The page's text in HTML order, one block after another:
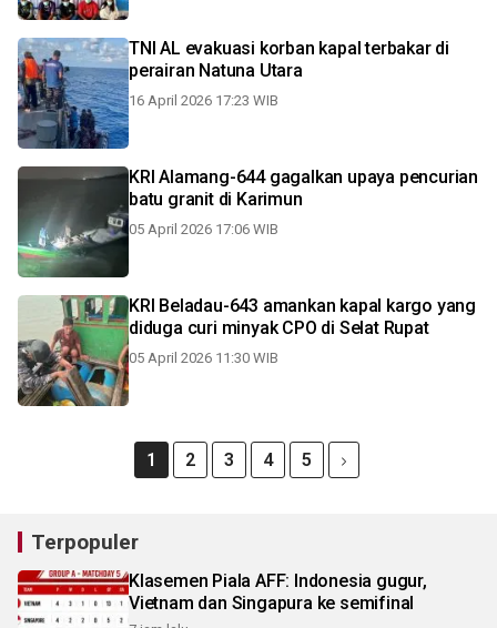
TNI AL evakuasi korban kapal terbakar di
perairan Natuna Utara
16 April 2026 17:23 WIB
KRI Alamang-644 gagalkan upaya pencurian
batu granit di Karimun
05 April 2026 17:06 WIB
KRI Beladau-643 amankan kapal kargo yang
diduga curi minyak CPO di Selat Rupat
05 April 2026 11:30 WIB
1 2 3 4 5
Terpopuler
Klasemen Piala AFF: Indonesia gugur,
Vietnam dan Singapura ke semifinal